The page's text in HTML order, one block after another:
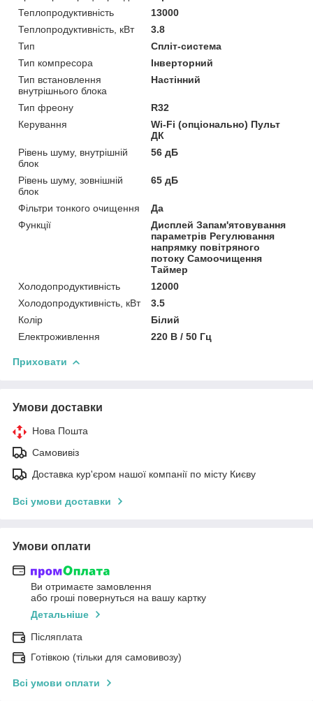
Теплопродуктивність
13000
Теплопродуктивність, кВт
3.8
Тип
Спліт-система
Тип компресора
Інверторний
Тип встановлення
внутрішнього блока
Настінний
Тип фреону
R32
Керування
Wi-Fi (опціонально) Пульт
ДК
Рівень шуму, внутрішній
блок
56 дБ
Рівень шуму, зовнішній
блок
65 дБ
Фільтри тонкого очищення
Да
Функції
Дисплей Запам'ятовування
параметрів Регулювання
напрямку повітряного
потоку Самоочищення
Таймер
Холодопродуктивність
12000
Холодопродуктивність, кВт
3.5
Колір
Білий
Електроживлення
220 В / 50 Гц
Приховати
Умови доставки
Нова Пошта
Самовивіз
Доставка кур'єром нашої компанії по місту Києву
Всі умови доставки
Умови оплати
Ви отримаєте замовлення
або гроші повернуться на вашу картку
Детальніше
Післяплата
Готівкою (тільки для самовивозу)
Всі умови оплати